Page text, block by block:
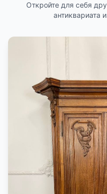
Откройте для себя
антиквариата